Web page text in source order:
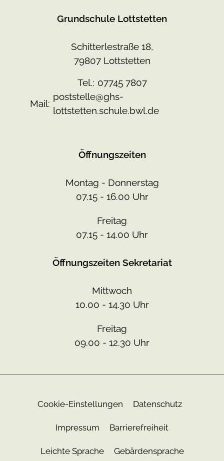
Grundschule Lottstetten
Schitterlestraße 18,
79807 Lottstetten
Tel.: 07745 7807
Mail:
poststelle@ghs-
lottstetten.schule.bwl.de
Öffnungszeiten
Montag - Donnerstag
07.15 - 16.00 Uhr
Freitag
07.15 - 14.00 Uhr
Öffnungszeiten Sekretariat
Mittwoch
10.00 - 14.30 Uhr
Freitag
09.00 - 12.30 Uhr
Cookie-Einstellungen Datenschutz
Impressum Barrierefreiheit
Leichte Sprache Gebärdensprache